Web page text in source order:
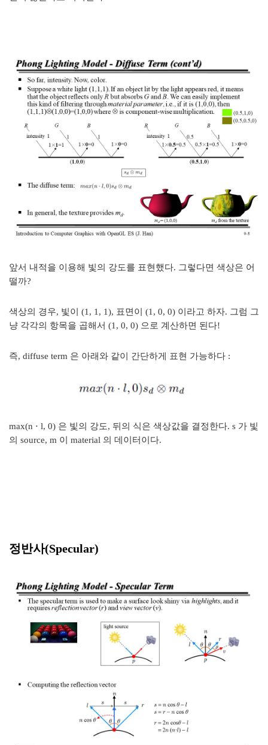
앞서 내적을 이용해 빛의 강도를 표현했다. 그렇다면 색상은 어
떨까?
색상의 경우, 빛이 (1, 1, 1), 표면이 (1, 0, 0) 이라고 하자. 그럼 그
냥 각각의 항목을 곱해서 (1, 0, 0) 으로 계산하면 된다!
즉, diffuse term 은 아래와 같이 간단하게 표현 가능하다 :
max(n ⋅ l, 0) 은 빛의 강도, 뒤의 식은 색상값을 결정한다. s 가 빛
의 source, m 이 material 의 데이터이다.
정반사(Specular)